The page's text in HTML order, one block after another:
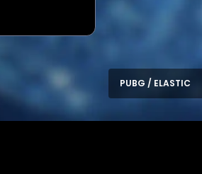
PUBG / ELASTIC